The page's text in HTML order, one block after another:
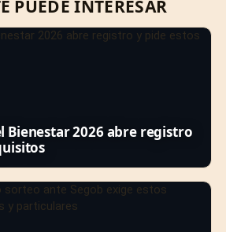
PUEDE INTERESAR
Bienestar 2026 abre registro